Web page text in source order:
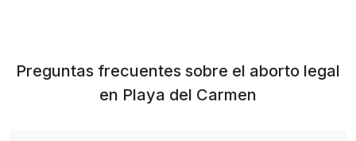
Preguntas frecuentes sobre el aborto legal
en Playa del Carmen